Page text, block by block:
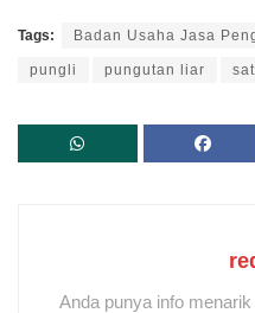
Tags: Badan Usaha Jasa
pungli pungutan liar
Anda punya info